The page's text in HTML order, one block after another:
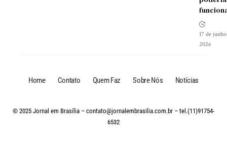
17 de
2026
Home Contato Quem Faz Sobre Nós Notícias
© 2025 Jornal em Brasília – contato@jornalembrasilia.com.br – tel.(11)91754-
6532